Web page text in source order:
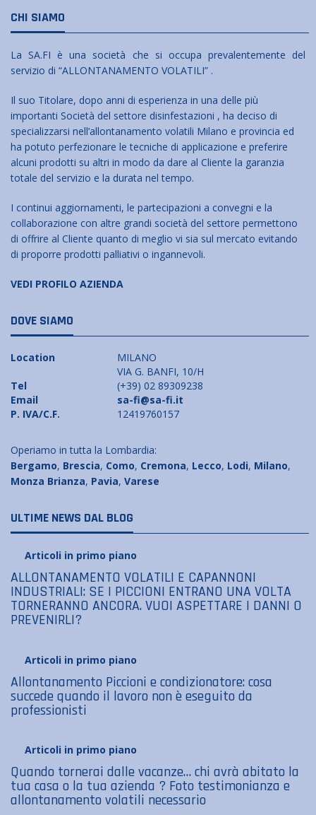
CHI SIAMO
La SA.FI è una società che si occupa prevalentemente del
servizio di “ALLONTANAMENTO VOLATILI” .
Il suo Titolare, dopo anni di esperienza in una delle più
importanti Società del settore disinfestazioni , ha deciso di
specializzarsi nell’allontanamento volatili Milano e provincia ed
ha potuto perfezionare le tecniche di applicazione e preferire
alcuni prodotti su altri in modo da dare al Cliente la garanzia
totale del servizio e la durata nel tempo.
I continui aggiornamenti, le partecipazioni a convegni e la
collaborazione con altre grandi società del settore permettono
di offrire al Cliente quanto di meglio vi sia sul mercato evitando
di proporre prodotti palliativi o ingannevoli.
VEDI PROFILO AZIENDA
DOVE SIAMO
Location
MILANO
VIA G. BANFI, 10/H
Tel
(+39) 02 89309238
Email
sa-fi@sa-fi.it
P. IVA/C.F.
12419760157
Operiamo in tutta la Lombardia:
Bergamo, Brescia, Como, Cremona, Lecco, Lodi, Milano,
Monza Brianza, Pavia, Varese
ULTIME NEWS DAL BLOG
Articoli in primo piano
ALLONTANAMENTO VOLATILI E CAPANNONI
INDUSTRIALI: SE I PICCIONI ENTRANO UNA VOLTA
TORNERANNO ANCORA. VUOI ASPETTARE I DANNI O
PREVENIRLI?
Articoli in primo piano
Allontanamento Piccioni e condizionatore: cosa
succede quando il lavoro non è eseguito da
professionisti
Articoli in primo piano
Quando tornerai dalle vacanze… chi avrà abitato la
tua casa o la tua azienda ? Foto testimonianza e
allontanamento volatili necessario